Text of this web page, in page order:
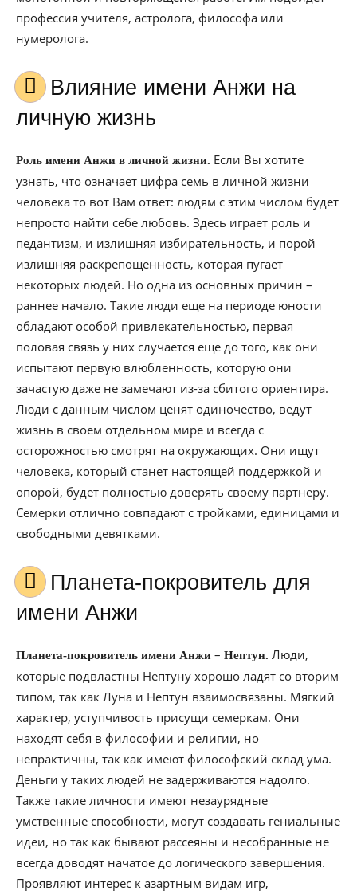
профессия учителя, астролога, философа или
нумеролога.
Влияние имени Анжи на
личную жизнь
Роль имени Анжи в личной жизни. Если Вы хотите
узнать, что означает цифра семь в личной жизни
человека то вот Вам ответ: людям с этим числом будет
непросто найти себе любовь. Здесь играет роль и
педантизм, и излишняя избирательность, и порой
излишняя раскрепощённость, которая пугает
некоторых людей. Но одна из основных причин –
раннее начало. Такие люди еще на периоде юности
обладают особой привлекательностью, первая
половая связь у них случается еще до того, как они
испытают первую влюбленность, которую они
зачастую даже не замечают из-за сбитого ориентира.
Люди с данным числом ценят одиночество, ведут
жизнь в своем отдельном мире и всегда с
осторожностью смотрят на окружающих. Они ищут
человека, который станет настоящей поддержкой и
опорой, будет полностью доверять своему партнеру.
Семерки отлично совпадают с тройками, единицами и
свободными девятками.
Планета-покровитель для
имени Анжи
Планета-покровитель имени Анжи – Нептун. Люди,
которые подвластны Нептуну хорошо ладят со вторим
типом, так как Луна и Нептун взаимосвязаны. Мягкий
характер, уступчивость присущи семеркам. Они
находят себя в философии и религии, но
непрактичны, так как имеют философский склад ума.
Деньги у таких людей не задерживаются надолго.
Также такие личности имеют незаурядные
умственные способности, могут создавать гениальные
идеи, но так как бывают рассеяны и несобранные не
всегда доводят начатое до логического завершения.
Проявляют интерес к азартным видам игр,